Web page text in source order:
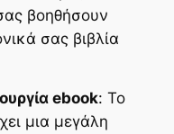
βοηθήσουν
σας βιβλία
ebook: Το
μια μεγάλη